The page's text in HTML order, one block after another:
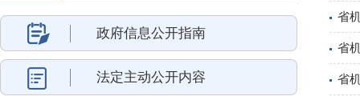
政府信息公开指南
法定主动公开内容
省
省
省